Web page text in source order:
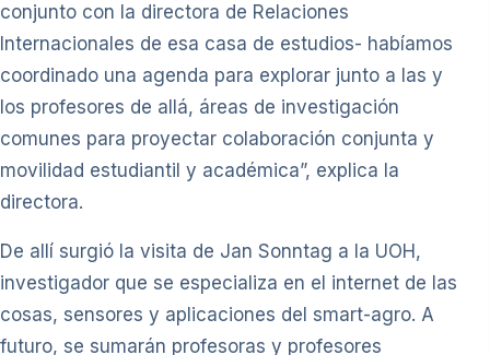
conjunto con la directora de Relaciones
Internacionales de esa casa de estudios- habíamos
coordinado una agenda para explorar junto a las y
los profesores de allá, áreas de investigación
comunes para proyectar colaboración conjunta y
movilidad estudiantil y académica”, explica la
directora.
De allí surgió la visita de Jan Sonntag a la UOH,
investigador que se especializa en el internet de las
cosas, sensores y aplicaciones del smart-agro. A
futuro, se sumarán profesoras y profesores